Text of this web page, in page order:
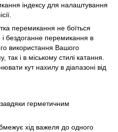
індексу для налаштування
перемикання не боїться
бездоганне перемикання в
використання Вашого
і в міському стилі катання.
кут нахилу в діапазоні від
герметичним
хід важеля до одного